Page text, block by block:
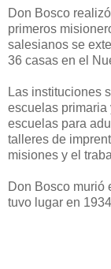
Don Bosco
primeros
salesianos se
36 casas en el
Las instituciones
escuelas primaria
escuelas para
talleres de
misiones y el
Don Bosco murió
tuvo lugar en